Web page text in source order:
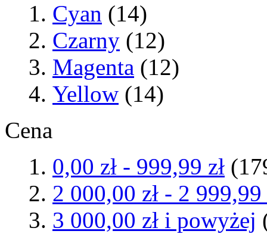
Cyan (14)
Czarny (12)
Magenta (12)
Yellow (14)
Cena
0,00 zł - 999,99 zł
2 000,00 zł - 2 999,99
3 000,00 zł i powyżej